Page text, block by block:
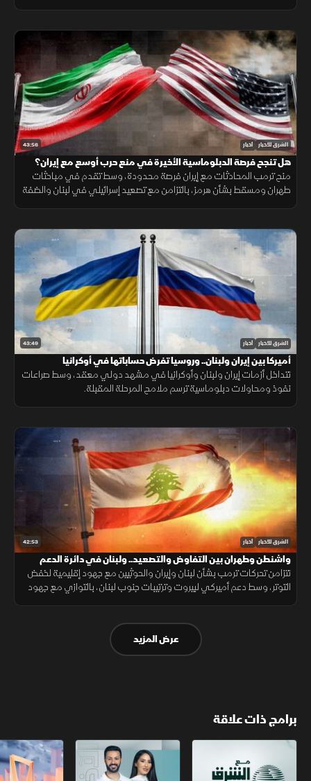
43:56 الشرق للأخبار أخبار
هل تنجح فرصة الدبلوماسية الأخيرة في منع حرب أوسع مع إيران؟
منح ترمب المحادثات مع إيران فرصة محدودة، وسط تقدم في مباحثات
طهران ومسقط بشأن هرمز، بالتزامن مع تصعيد إسرائيلي في لبنان والضفة
43:49 الشرق للأخبار أخبار
أميركا بين إيران ولبنان.. وروسيا تفرض حساباتها في أوكرانيا
تتداخل أزمات إيران ولبنان وأوكرانيا في مشهد دولي معقد، وسط صراعات
نفوذ ومحاولات دبلوماسية ترسم ملامح المرحلة المقبلة.
42:53 الشرق للأخبار أخبار
واشنطن وطهران بين التفاوض والتصعيد.. ولبنان في دائرة الدعم
تتزامن تحركات ترمب بشأن لبنان وإيران والحوثيين مع جهود إقليمية لخفض
التوتر، وسط دعم أميركي لبيروت وترتيبات جنوب لبنان، بالتوازي مع جهود
عرض المزيد
برامج ذات علاقة
مع الشرق الأوسط الخبر الآخر أخبار الشرق